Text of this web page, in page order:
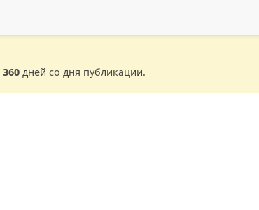
360 дней со дня публикации.